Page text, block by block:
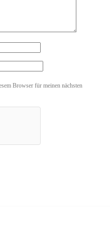
Browser für meinen nächsten